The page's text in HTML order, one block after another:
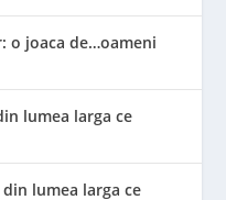
o joaca de…oameni
lumea larga ce
lumea larga ce